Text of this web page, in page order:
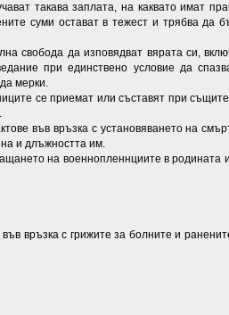
заплата, на каквато имат
суми остават в тежест и трябва да
да изповядват вярата си,
при единствено условие да
мерки.
се приемат или съставят при същите
връзка с установяването на смърт,
и длъжността им.
на военнопленнциите в родината
с грижите за болните и